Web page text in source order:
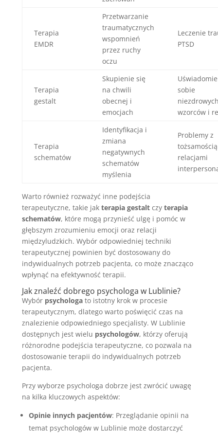
Terapia
EMDR
Przetwarzanie
traumatycznych
wspomnień
przez ruchy
oczu
Leczenie
PTSD
Terapia
gestalt
Skupienie się
na chwili
obecnej i
emocjach
sobie
wzorców i
Terapia
schematów
Identyfikacja i
zmiana
negatywnych
schematów
myślenia
Problemy z
relacjami
Warto również rozważyć inne podejścia
terapeutyczne, takie jak terapia gestaltczy terapia
schematów, które mogą przynieść ulgę i pomóc w
głębszym zrozumieniu emocji oraz relacji
międzyludzkich. Wybór odpowiedniej techniki
terapeutycznej powinien być dostosowany do
indywidualnych potrzeb pacjenta, co może znacząco
wpłynąć na efektywność terapii.
Jak znaleźć dobrego psychologa w Lublinie?
Wybór psychologato istotny krok w procesie
terapeutycznym, dlatego warto poświęcić czas na
znalezienie odpowiedniego specjalisty. W Lublinie
dostępnych jest wielu psychologów, którzy oferują
różnorodne podejścia terapeutyczne, co pozwala na
dostosowanie terapii do indywidualnych potrzeb
pacjenta.
Przy wyborze psychologa dobrze jest zwrócić uwagę
na kilka kluczowych aspektów:
Opinie innych pacjentów: Przeglądanie opinii na
temat psychologów w Lublinie może dostarczyć